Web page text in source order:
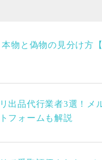
物と偽物の見分け方
出品代行業者3選！メ
フォームも解説